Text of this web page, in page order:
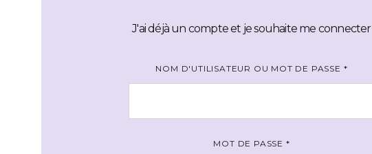
J'ai déjà un compte et je souhaite me connecter
NOM D'UTILISATEUR OU MOT DE PASSE *
MOT DE PASSE *